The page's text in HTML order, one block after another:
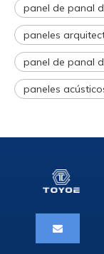
panel de panal
paneles
panel de panal
paneles